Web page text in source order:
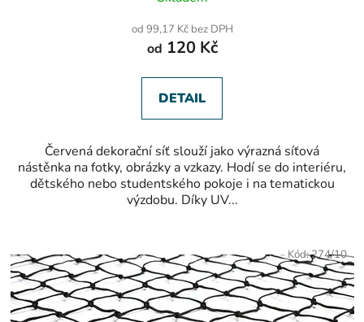
je
5,0
5
hvězdiček.
od 99,17 Kč bez DPH
od 120 Kč
DETAIL
Červená dekorační síť slouží jako výrazná síťová
nástěnka na fotky, obrázky a vzkazy. Hodí se do interiéru,
dětského nebo studentského pokoje i na tematickou
výzdobu. Díky UV...
Kód:274/10